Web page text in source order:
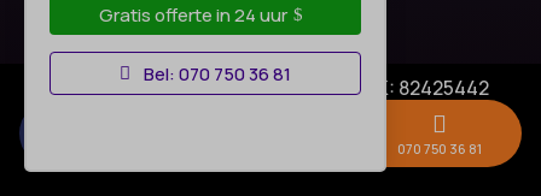
Gratis offerte in 24 uur
Bel: 070 750 36 81
© Copyright SA Elektro Experts - KVK: 82425442
Algemene voorwaarden

070 750 36 81